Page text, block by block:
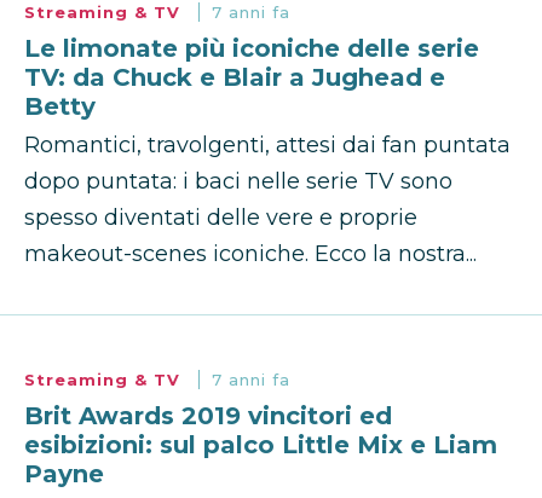
Streaming & TV 7 anni fa
Le limonate più iconiche delle serie
TV: da Chuck e Blair a Jughead e
Betty
Romantici, travolgenti, attesi dai fan puntata
dopo puntata: i baci nelle serie TV sono
spesso diventati delle vere e proprie
makeout-scenes iconiche. Ecco la nostra...
Streaming & TV 7 anni fa
Brit Awards 2019 vincitori ed
esibizioni: sul palco Little Mix e Liam
Payne